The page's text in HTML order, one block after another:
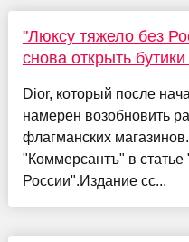
"Люксу тяжело без
снова открыть
Dior, который после
намерен возобновить
флагманских
"Коммерсантъ" в
России".Издание сс...